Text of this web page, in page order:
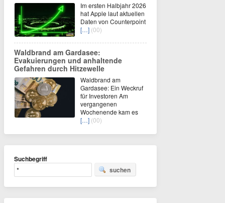
Im ersten Halbjahr 2026
hat Apple laut aktuellen
Daten von Counterpoint
[…] (00)
Waldbrand am Gardasee:
Evakuierungen und anhaltende
Gefahren durch Hitzewelle
Waldbrand am
Gardasee: Ein Weckruf
für Investoren Am
vergangenen
Wochenende kam es
[…] (00)
Suchbegriff
suchen